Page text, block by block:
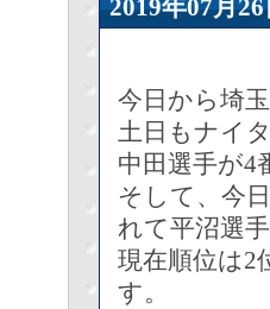
2019年07
今日から埼
土日もナイ
中田選手が4
そして、今
れて平沼選
現在順位は2
す。